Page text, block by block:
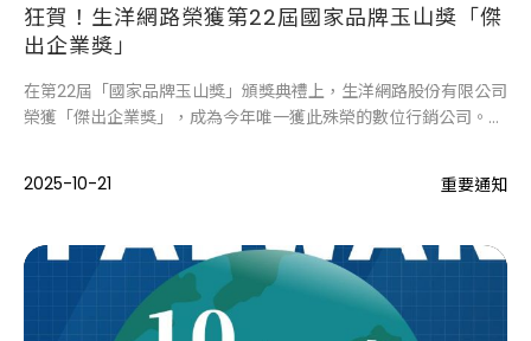
狂賀！生洋網路榮獲第22屆國家品牌玉山獎「傑
出企業獎」
在第22屆「國家品牌玉山獎」頒獎典禮上，生洋網路股份有限公司
榮獲「傑出企業獎」，成為今年唯一獲此殊榮的數位行銷公司。典
陪伴品牌成長的動力。
2025-10-21 重要通知